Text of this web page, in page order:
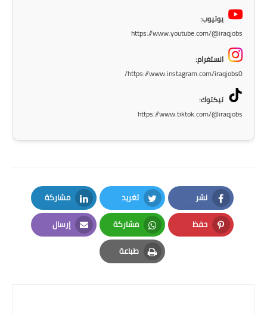
يوتيوب:
https://www.youtube.com/@iraqjobs
انستغرام:
https://www.instagram.com/iraqjobs0/
تيكتوك:
https://www.tiktok.com/@iraqjobs
نشر
Facebook
تغريد
Twitter
مشاركة
LinkedIn
حفظ
Pinterest
مشاركة
Whatsapp
إرسال
Email
طباعة
Print